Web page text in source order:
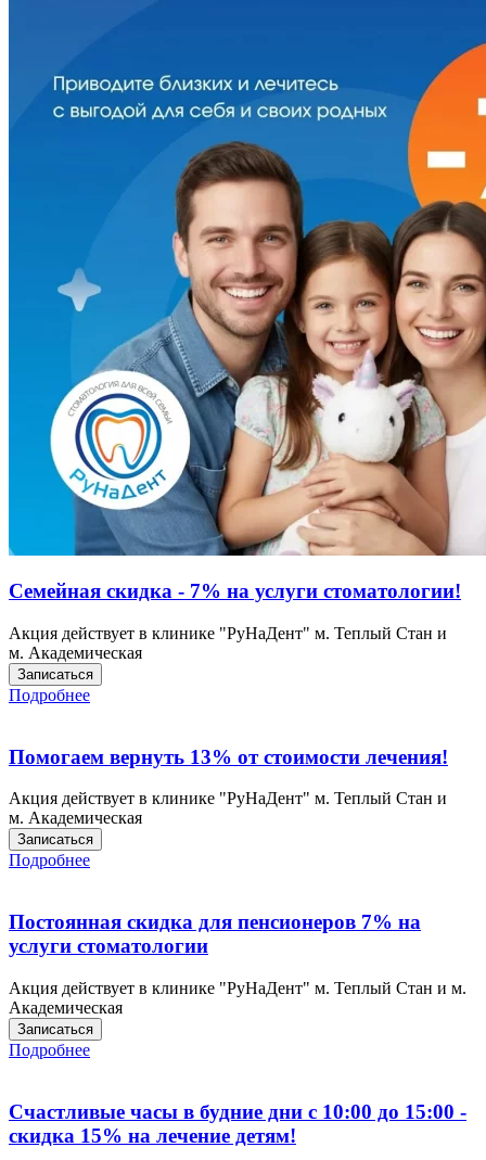
Семейная скидка - 7% на услуги стоматологии!
Акция действует в клинике "РуНаДент" м. Теплый Стан и
м. Академическая
Записаться
Подробнее
Помогаем вернуть 13% от стоимости лечения!
Акция действует в клинике "РуНаДент" м. Теплый Стан и
м. Академическая
Записаться
Подробнее
Постоянная скидка для пенсионеров 7% на
услуги стоматологии
Акция действует в клинике "РуНаДент" м. Теплый Стан и м.
Академическая
Записаться
Подробнее
Счастливые часы в будние дни с 10:00 до 15:00 -
скидка 15% на лечение детям!